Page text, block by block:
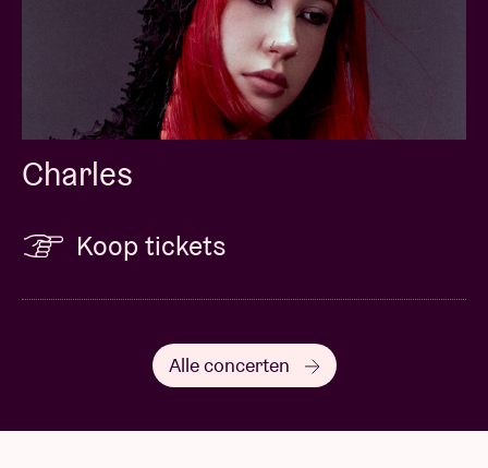
Charles
Koop tickets
Alle concerten